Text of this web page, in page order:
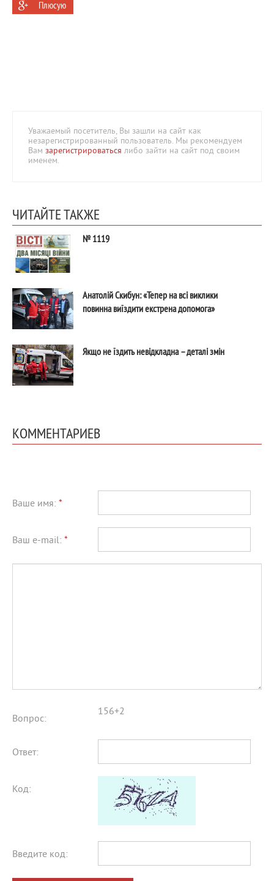
Плюсую
Уважаемый посетитель, Вы зашли на сайт как
незарегистрированный пользователь. Мы рекомендуем
Вам зарегистрироваться либо зайти на сайт под своим
именем.
ЧИТАЙТЕ ТАКЖЕ
№ 1119
Анатолій Скибун: «Тепер на всі виклики
повинна виїздити екстрена допомога»
Якщо не їздить невідкладна – деталі змін
КОММЕНТАРИЕВ
Ваше имя: *
Ваш e-mail: *
Вопрос:
156+2
Ответ:
Код:
Введите код: